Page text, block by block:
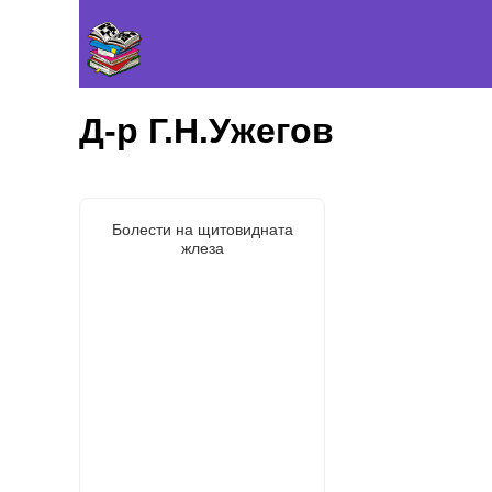
Д-р Г.Н.Ужегов
Болести на щитовидната
жлеза